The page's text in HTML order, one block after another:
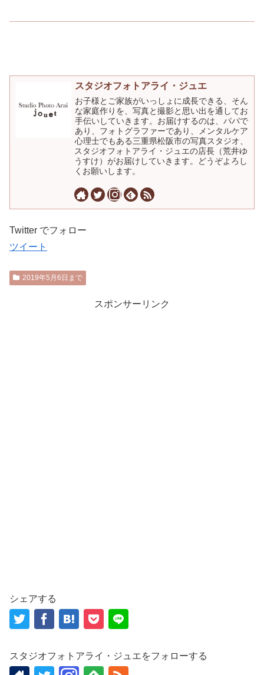
スタジオフォトアライ・ジュエ
お子様とご家族がいっしょに成長できる、そん
な家庭作りを、写真と撮影と思い出を通してお
手伝いしていきます。お届けするのは、パパで
あり、フォトグラファーであり、メンタルケア
心理士でもある三重県松阪市の写真スタジオ、
スタジオフォトアライ・ジュエの店長（荒井ゆ
うすけ）がお届けしていきます。どうぞよろし
くお願いします。
Twitter でフォロー
ツイート
2019年5月6日まで
スポンサーリンク
シェアする
スタジオフォトアライ・ジュエをフォローする